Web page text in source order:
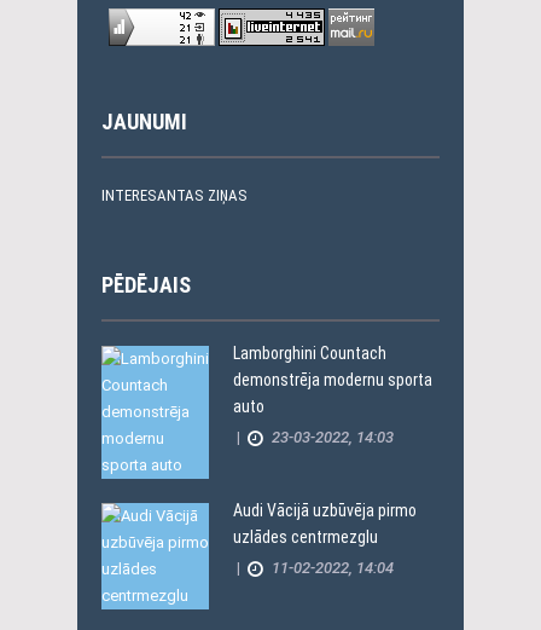
JAUNUMI
INTERESANTAS ZIŅAS
PĒDĒJAIS
Lamborghini Countach
demonstrēja modernu sporta
auto
| 23-03-2022, 14:03
Audi Vācijā uzbūvēja pirmo
uzlādes centrmezglu
| 11-02-2022, 14:04